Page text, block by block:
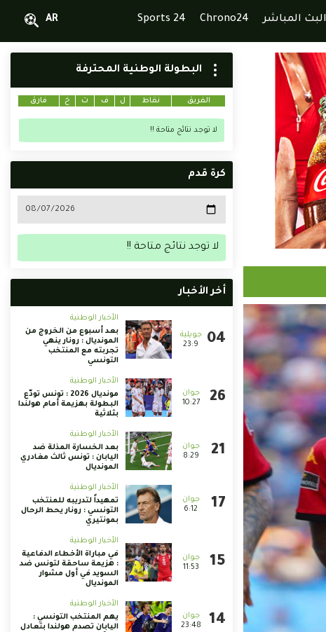
البث المباشر Chrono24
Sports 24
AR
البطولة الوطنية المحترفة
الفريق نقاط ل ف ت خ فارق
لا توجد نتائج متاحة !!
كرة قدم
لا توجد نتائج متاحة !!
أخر الأخبار
23:9
الأخبار الوطنية
بعد أسبوع من الخروج من
المونديال : رونار ينهي
تجربته مع المنتخب
التونسي
10:27
الأخبار الوطنية
مونديال 2026 : تونس تودّع
البطولة بهزيمة أمام هولندا
بثلاثية
8:29
الأخبار الوطنية
بعد الخسارة المذلة ضد
اليابان : تونس ثالث مغادري
المونديال
6:12
الأخبار الوطنية
تمهيداً لتدريبه للمنتخب
التونسي : رونار يحط الرحال
بمونتيري
11:53
الأخبار الوطنية
في مباراة الأخطاء الدفاعية
: هزيمة ساحقة لتونس ضد
السويد في أول مشوار
المونديال
23:48
الأخبار الوطنية
يهم المنتخب التونسي :
اليابان تصدم هولندا بتعادل